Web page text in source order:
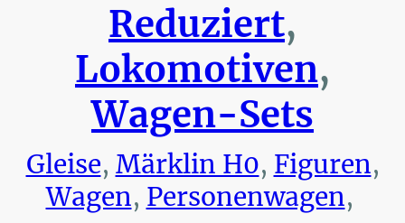
Reduziert,
Lokomotiven,
Wagen-Sets
Gleise, Märklin H0, Figuren,
Wagen, Personenwagen,